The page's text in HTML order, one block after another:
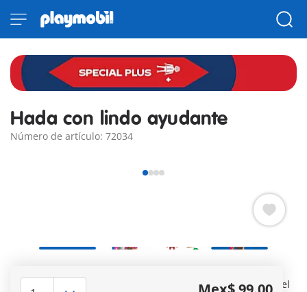
Hada con lindo ayudante
Número de artículo: 72034
ayudante. Con su cesta, el hada del bosque deambula por el